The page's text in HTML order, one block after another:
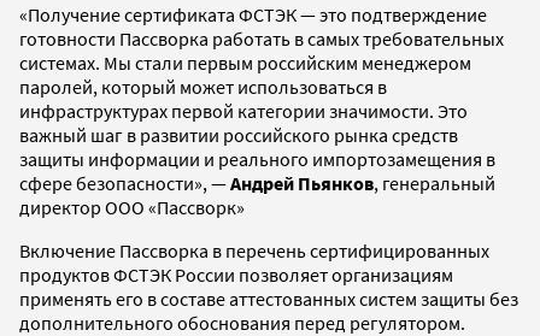
«Получение сертификата ФСТЭК — это подтверждение
готовности Пассворка работать в самых требовательных
системах. Мы стали первым российским менеджером
паролей, который может использоваться в
инфраструктурах первой категории значимости. Это
важный шаг в развитии российского рынка средств
защиты информации и реального импортозамещения в
сфере безопасности», —Андрей Пьянков, генеральный
директор ООО «Пассворк»
Включение Пассворка в перечень сертифицированных
продуктов ФСТЭК России позволяет организациям
применять его в составе аттестованных систем защиты без
дополнительного обоснования перед регулятором.